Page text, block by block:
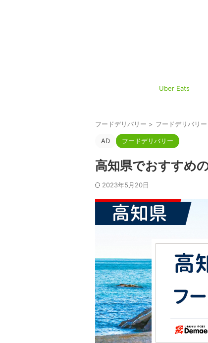
Uber Eats
フードデリバリー > フードデリバリー
AD フードデリバリー
高知県でおすすめ
2023年5月20日